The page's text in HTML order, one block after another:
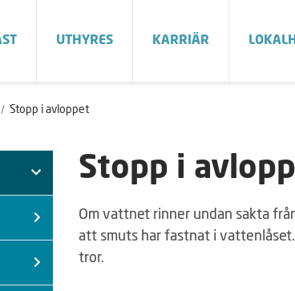
UTHYRES KARRIÄR
Stopp i avloppet
Stopp i
Om vattnet rinner undan sakta
att smuts har fastnat i
tror.